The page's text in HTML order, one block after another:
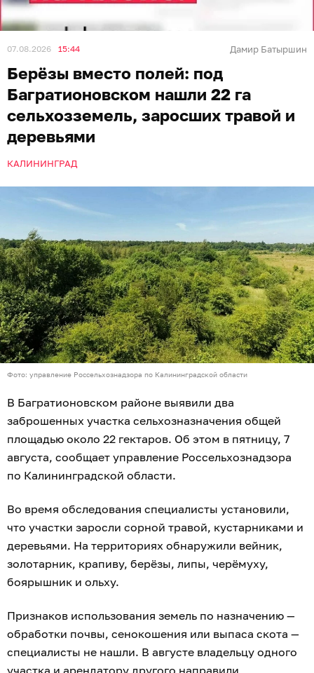
07.08.2026 15:44 Дамир Батыршин
Берёзы вместо полей: под
Багратионовском нашли 22 га
сельхозземель, заросших травой и
деревьями
КАЛИНИНГРАД
Фото: управление Россельхознадзора по Калининградской области
В Багратионовском районе выявили два
заброшенных участка сельхозназначения общей
площадью около 22 гектаров. Об этом в пятницу, 7
августа, сообщает управление Россельхознадзора
по Калининградской области.
Во время обследования специалисты установили,
что участки заросли сорной травой, кустарниками и
деревьями. На территориях обнаружили вейник,
золотарник, крапиву, берёзы, липы, черёмуху,
боярышник и ольху.
Признаков использования земель по назначению —
обработки почвы, сенокошения или выпаса скота —
специалисты не нашли. В августе владельцу одного